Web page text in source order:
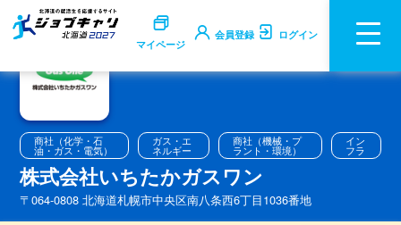
マイページ
会員登録 ログイン
商社（化学・石
油・ガス・電気）
ガス・エ
ネルギー
商社（機械・プ
ラント・環境）
イン
フラ
株式会社いちたかガスワン
〒064-0808 北海道札幌市中央区南八条西6丁目1036番地